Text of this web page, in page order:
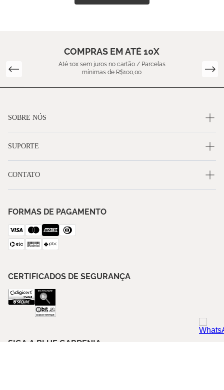
COMPRAS EM ATÉ 10X
Até 10x sem juros no cartão / Parcelas
mínimas de R$100,00
SOBRE NÓS
SUPORTE
CONTATO
FORMAS DE PAGAMENTO
CERTIFICADOS DE SEGURANÇA
SIGA A BLUE GARDENIA